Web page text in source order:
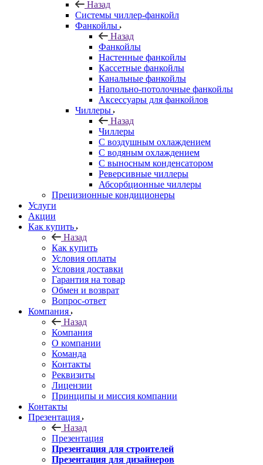
Назад
Системы чиллер-фанкойл
Фанкойлы
Назад
Фанкойлы
Настенные фанкойлы
Кассетные фанкойлы
Канальные фанкойлы
Напольно-потолочные фанкойлы
Аксессуары для фанкойлов
Чиллеры
Назад
Чиллеры
С воздушным охлаждением
С водяным охлаждением
С выносным конденсатором
Реверсивные чиллеры
Абсорбционные чиллеры
Прецизионные кондиционеры
Услуги
Акции
Как купить
Назад
Как купить
Условия оплаты
Условия доставки
Гарантия на товар
Обмен и возврат
Вопрос-ответ
Компания
Назад
Компания
О компании
Команда
Контакты
Реквизиты
Лицензии
Принципы и миссия компании
Контакты
Презентация
Назад
Презентация
Презентация для строителей
Презентация для дизайнеров